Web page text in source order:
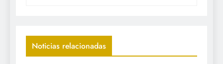
Noticias relacionadas